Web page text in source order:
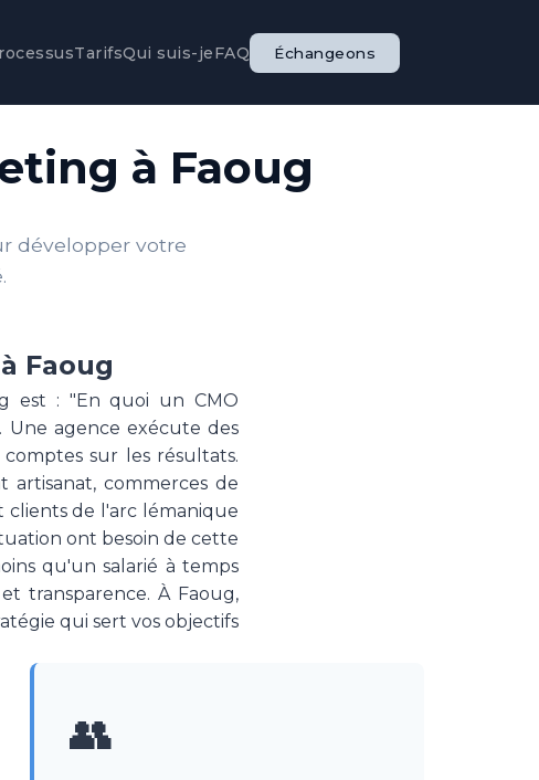
TarifsQui suis-jeFAQ Échangeons
à Faoug
développer votre
Faoug
est : "En quoi un CMO
Une agence exécute des
sur les résultats.
commerces de
clients de l'arc lémanique
ont besoin de cette
qu'un salarié à temps
transparence. À Faoug,
qui sert vos objectifs
👥